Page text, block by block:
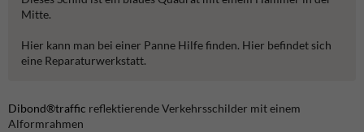
Mitte.
Hier kann man bei einer Panne Hilfe finden. Hier befindet sich
eine Reparaturwerkstatt.
Dibond®traffic reflektierende Verkehrsschilder mit einem
Alformrahmen